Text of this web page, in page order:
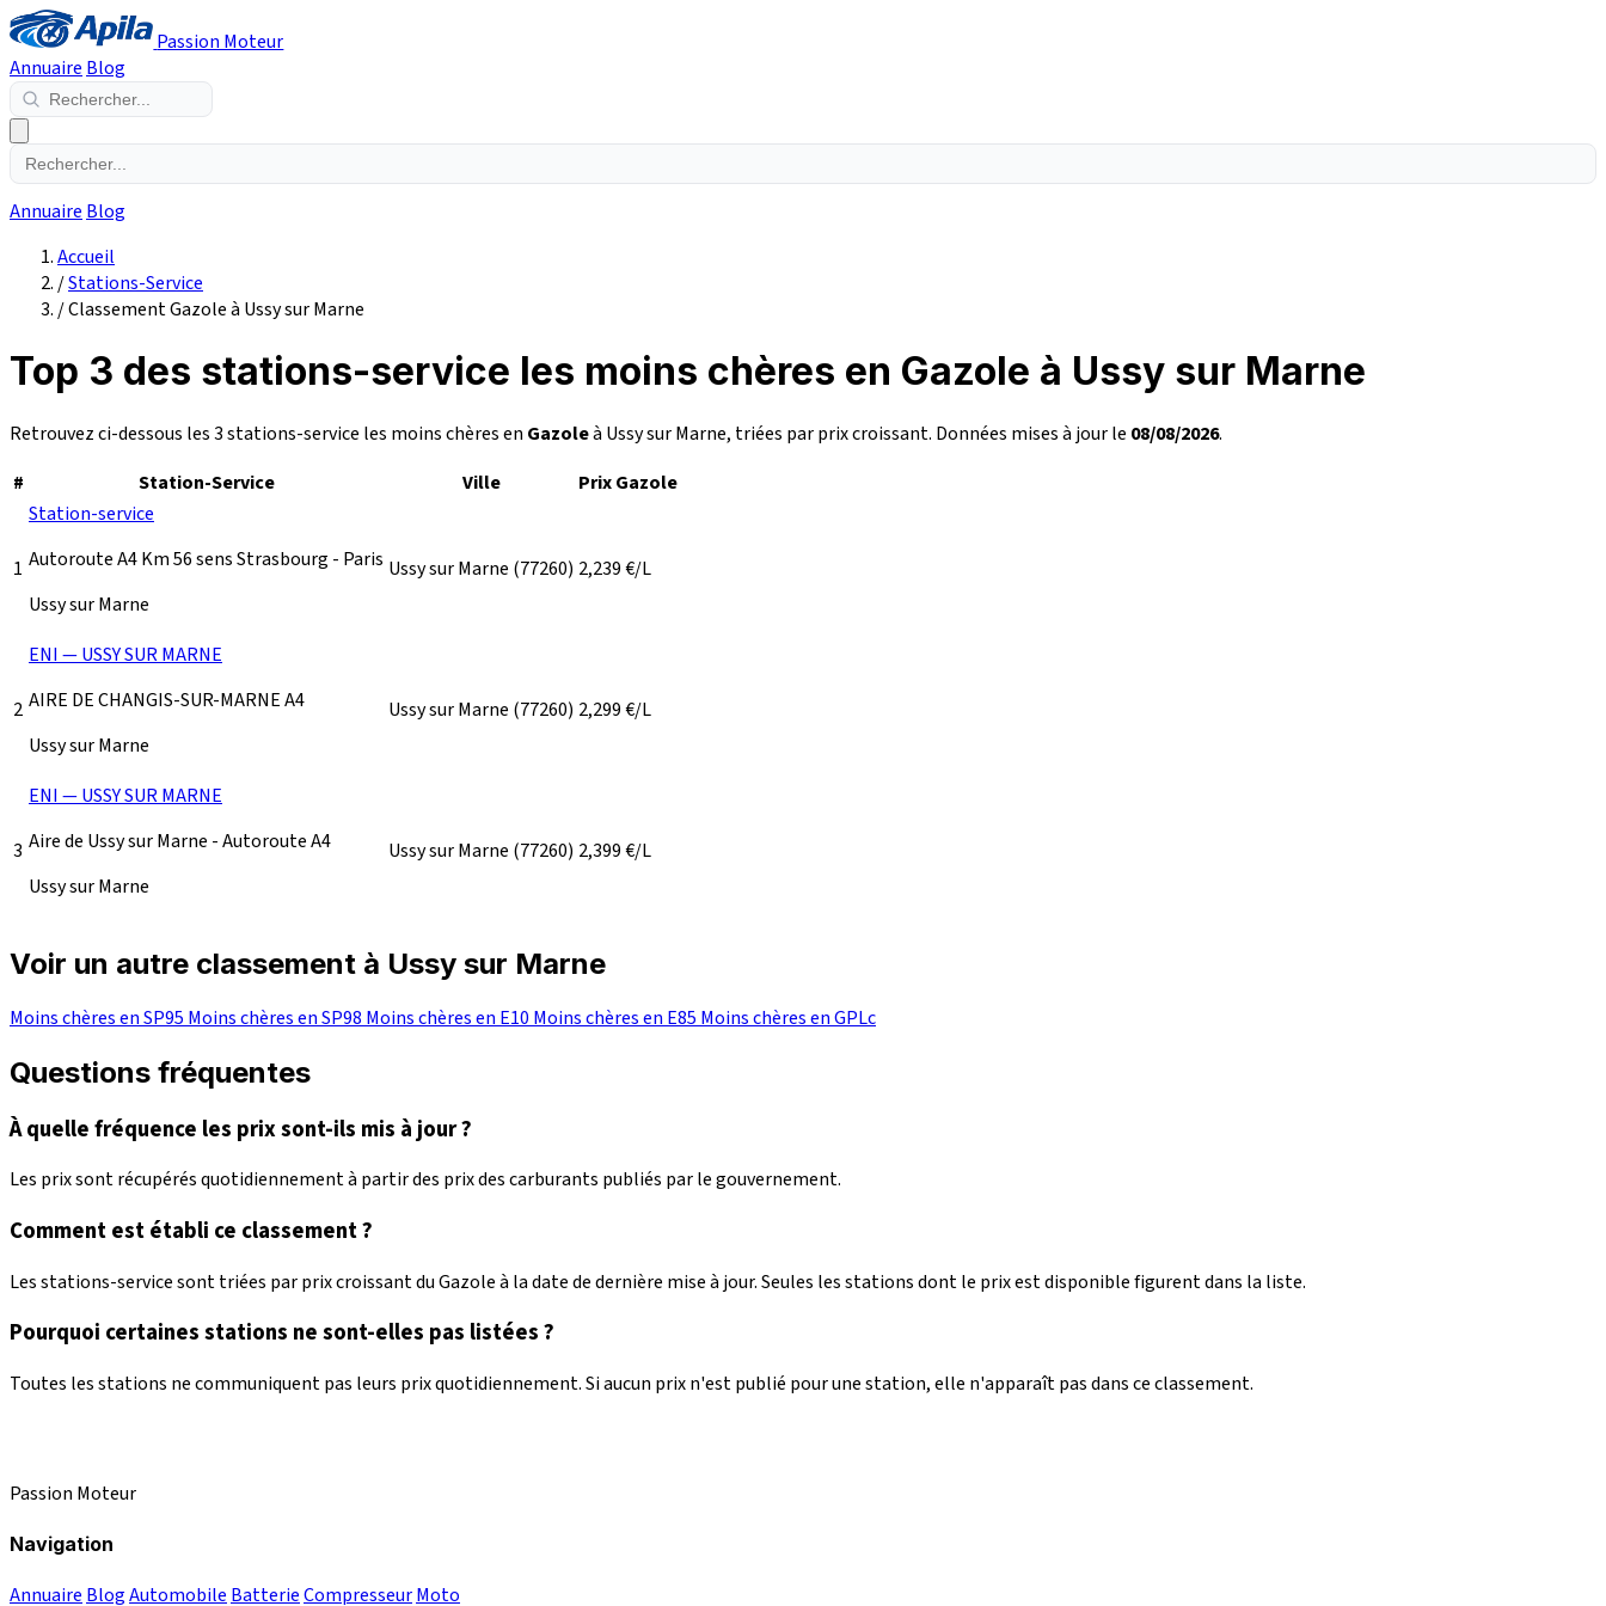
Passion Moteur
Annuaire Blog
Annuaire Blog
Accueil
/Stations-Service
/Classement Gazole à Ussy sur Marne
Top 3 des stations-service les moins chères en Gazole à Ussy sur Marne
Retrouvez ci-dessous les 3 stations-service les moins chères en Gazoleà Ussy sur Marne, triées par prix croissant. Données mises à jour le 08/08/2026.
#
Station-Service Ville Prix Gazole
1
Station-service
Autoroute A4 Km 56 sens Strasbourg - Paris
Ussy sur Marne
Ussy sur Marne (77260) 2,239€/L
2
ENI — USSY SUR MARNE
AIRE DE CHANGIS-SUR-MARNE A4
Ussy sur Marne
Ussy sur Marne (77260) 2,299€/L
3
ENI — USSY SUR MARNE
Aire de Ussy sur Marne - Autoroute A4
Ussy sur Marne
Ussy sur Marne (77260) 2,399€/L
Voir un autre classement à Ussy sur Marne
Moins chères en SP95 Moins chères en SP98 Moins chères en E10 Moins chères en E85 Moins chères en GPLc
Questions fréquentes
À quelle fréquence les prix sont-ils mis à jour ?
Les prix sont récupérés quotidiennement à partir des prix des carburants publiés par le gouvernement.
Comment est établi ce classement ?
Les stations-service sont triées par prix croissant du Gazole à la date de dernière mise à jour. Seules les stations dont le prix est disponible figurent dans la liste.
Pourquoi certaines stations ne sont-elles pas listées ?
Toutes les stations ne communiquent pas leurs prix quotidiennement. Si aucun prix n'est publié pour une station, elle n'apparaît pas dans ce classement.
Passion Moteur
Navigation
Annuaire BlogAutomobile BatterieCompresseurMoto